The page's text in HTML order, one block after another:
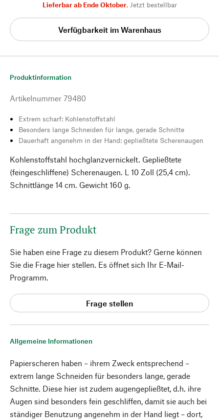
Lieferbar ab Ende Oktober, Jetzt bestellbar
Verfügbarkeit im Warenhaus
Allgemeine Informationen
Papierscheren haben – ihrem Zweck entsprechend –
extrem lange Schneiden für besonders lange, gerade
Schnitte. Diese hier ist zudem augengepließtet, d.h. ihre
Augen sind besonders fein geschliffen, damit sie auch bei
ständiger Benutzung angenehm in der Hand liegt – dort,
Produktinformation
Artikelnummer 79480
Extrem scharf: Kohlenstoffstahl
Besonders lange Schneiden für lange, gerade Schnitte
Dauerhaft angenehm in der Hand: gepließtete Scherenaugen
Kohlenstoffstahl hochglanzvernickelt. Gepließtete
(feingeschliffene) Scherenaugen. L 10 Zoll (25,4 cm).
Schnittlänge 14 cm. Gewicht 160 g.
Frage zum Produkt
Sie haben eine Frage zu diesem Produkt? Gerne können
Sie die Frage hier stellen. Es öffnet sich Ihr E-Mail-
Programm.
Frage stellen